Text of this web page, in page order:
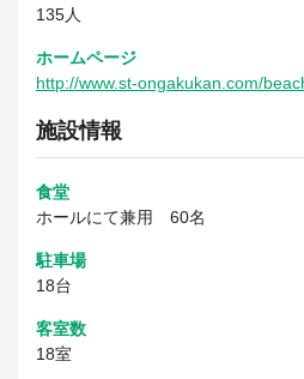
135人
ホームページ
http://www.st-ongakukan.com/
施設情報
食堂
ホールにて兼用 60名
駐車場
18台
客室数
18室